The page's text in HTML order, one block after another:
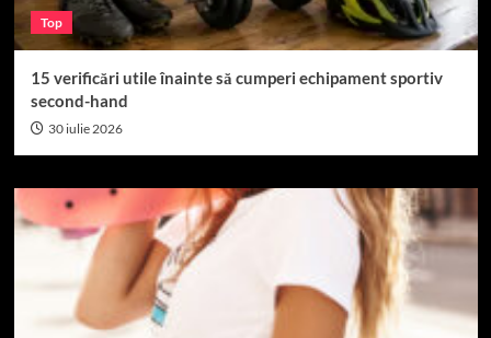
Top
15 verificări utile înainte să cumperi echipament sportiv
second-hand
30 iulie 2026